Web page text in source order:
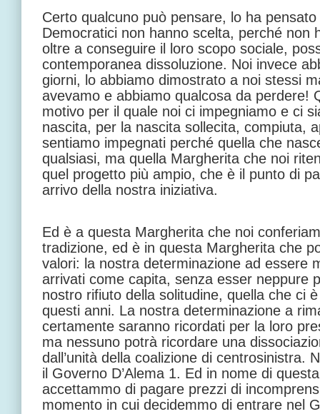
Certo qualcuno può pensare, lo ha
Democratici non hanno scelta, perché non
oltre a conseguire il loro scopo sociale,
contemporanea dissoluzione. Noi invece
giorni, lo abbiamo dimostrato a noi stessi
avevamo e abbiamo qualcosa da perdere!
motivo per il quale noi ci impegniamo e ci
nascita, per la nascita sollecita, compiuta,
sentiamo impegnati perché quella che
qualsiasi, ma quella Margherita che noi
quel progetto più ampio, che è il punto di
arrivo della nostra iniziativa.
Ed è a questa Margherita che noi
tradizione, ed è in questa Margherita che
valori: la nostra determinazione ad essere
arrivati come capita, senza esser neppure
nostro rifiuto della solitudine, quella che ci
questi anni. La nostra determinazione a
certamente saranno ricordati per la loro
ma nessuno potrà ricordare una
dall’unità della coalizione di centrosinistra.
il Governo D’Alema 1. Ed in nome di
accettammo di pagare prezzi di
momento in cui decidemmo di entrare nel